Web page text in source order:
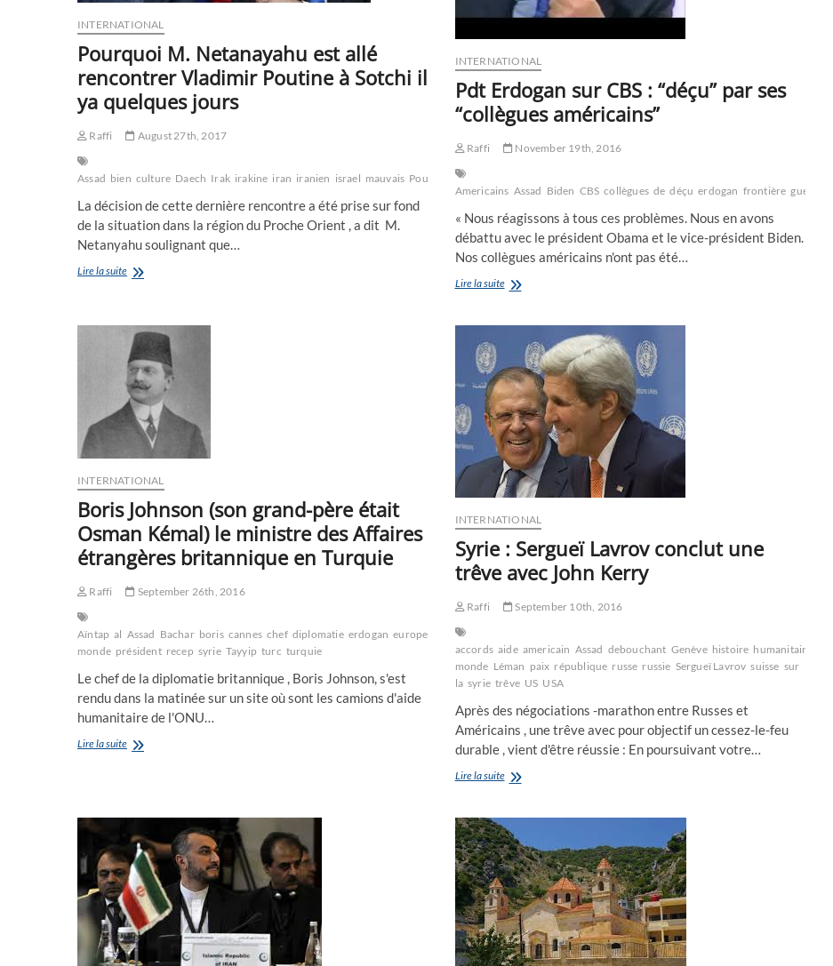
INTERNATIONAL
Pourquoi M. Netanayahu est allé
rencontrer Vladimir Poutine à Sotchi il
ya quelques jours
Raffi August 27th, 2017
Assad bien culture Daech Irak irakine iran iranien israel mauvais Poutine président
La décision de cette dernière rencontre a été prise sur fond
de la situation dans la région du Proche Orient , a dit M.
Netanyahu soulignant que…
Lire la suitePourquoi
allé
rencontrer
Vladimir
Poutine
à
Sotchi
quelques
jours
INTERNATIONAL
Pdt Erdogan sur CBS : “déçu” par ses
“collègues américains”
Raffi November 19th, 2016
Americains Assad Biden CBS collègues de déçu erdogan frontière guerre
« Nous réagissons à tous ces problèmes. Nous en avons
débattu avec le président Obama et le vice-président Biden.
Nos collègues américains n'ont pas été…
Lire la suitePdt
CBS
“déçu”
par
ses
“collègues
américains”
INTERNATIONAL
Boris Johnson (son grand-père était
Osman Kémal) le ministre des Affaires
étrangères britannique en Turquie
Raffi September 26th, 2016
Aïntap al Assad Bachar boris cannes chef diplomatie erdogan europe Gaziantep
monde président recep syrie Tayyip turc turquie
Le chef de la diplomatie britannique , Boris Johnson, s'est
rendu dans la matinée sur un site où sont les camions d'aide
humanitaire de l'ONU…
Lire la suiteBoris
était
Osman
Kémal)
le
ministre
des
Affaires
étrangères
britannique
INTERNATIONAL
Syrie : Sergueï Lavrov conclut une
trêve avec John Kerry
Raffi September 10th, 2016
accords aide americain Assad debouchant Genève histoire humanitaire
monde Léman paix république russe russie Sergueï Lavrov suisse sur
la syrie trêve US USA
Après des négociations -marathon entre Russes et
Américains , une trêve avec pour objectif un cessez-le-feu
durable , vient d'être réussie : En poursuivant votre…
Lire la suiteSyrie
Lavrov
conclut
une
trêve
avec
John
Kerry